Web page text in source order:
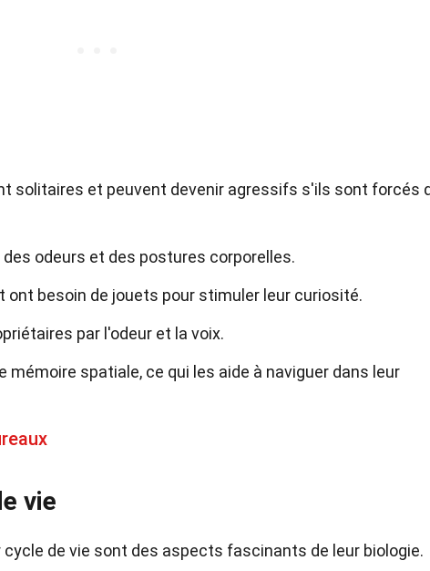
solitaires et peuvent devenir agressifs s'ils sont forcés
odeurs et des postures corporelles.
besoin de jouets pour stimuler leur curiosité.
par l'odeur et la voix.
spatiale, ce qui les aide à naviguer dans leur
vie
de vie sont des aspects fascinants de leur biologie.